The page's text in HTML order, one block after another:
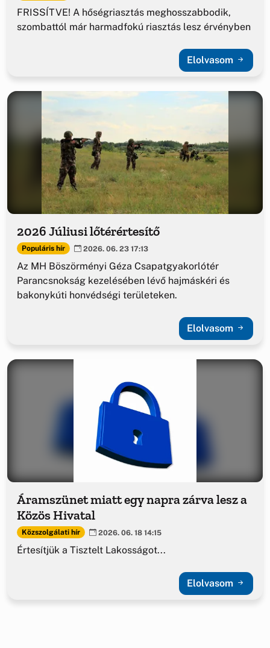
FRISSÍTVE! A hőségriasztás meghosszabbodik,
szombattól már harmadfokú riasztás lesz érvényben
Elolvasom
2026 Júliusi lőtérértesítő
Populáris hír 2026. 06. 23 17:13
Az MH Böszörményi Géza Csapatgyakorlótér
Parancsnokság kezelésében lévő hajmáskéri és
bakonykúti honvédségi területeken.
Elolvasom
Áramszünet miatt egy napra zárva lesz a
Közös Hivatal
Közszolgálati hír 2026. 06. 18 14:15
Értesítjük a Tisztelt Lakosságot...
Elolvasom